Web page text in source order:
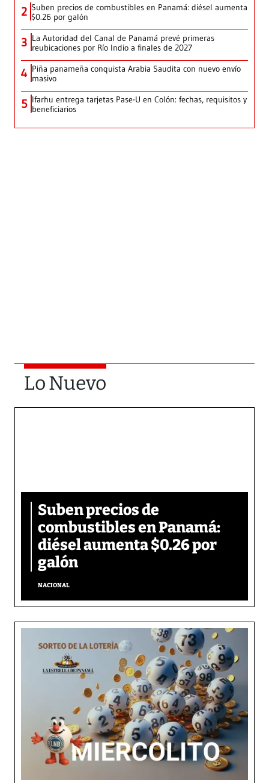
2 Suben precios de combustibles en Panamá: diésel aumenta
$0.26 por galón
3 La Autoridad del Canal de Panamá prevé primeras
reubicaciones por Río Indio a finales de 2027
4 Piña panameña conquista Arabia Saudita con nuevo envío
masivo
5 Ifarhu entrega tarjetas Pase-U en Colón: fechas, requisitos y
beneficiarios
Lo Nuevo
Suben precios de
combustibles en Panamá:
diésel aumenta $0.26 por
galón
NACIONAL